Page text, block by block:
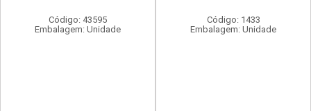
Código: 43595
Embalagem: Unidade
Código: 1433
Embalagem: Unidade